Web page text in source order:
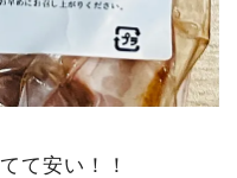
て安い！！